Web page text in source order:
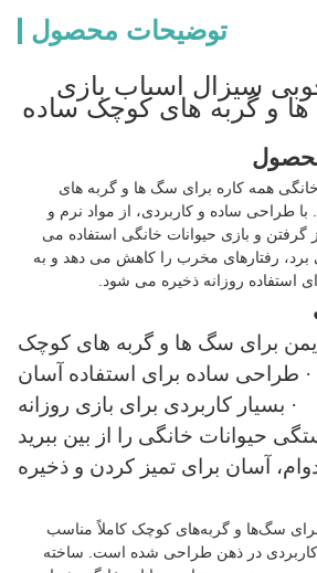
توضیحات محصول
سیزال اسباب بازی
و گربه های کوچک ساده
همه کاره برای سگ ها و گربه های
طراحی ساده و کاربردی، از مواد نرم و
گرفتن و بازی حیوانات خانگی استفاده می
رفتارهای مخرب را کاهش می دهد و به
استفاده روزانه ذخیره می شود.
برای سگ ها و گربه های کوچک
· طراحی ساده برای استفاده آسان
· بسیار کاربردی برای بازی روزانه
حیوانات خانگی را از بین ببرید
آسان برای تمیز کردن و ذخیره
سگ‌ها و گربه‌های کوچک کاملاً مناسب
کاربردی در ذهن طراحی شده است. ساخته